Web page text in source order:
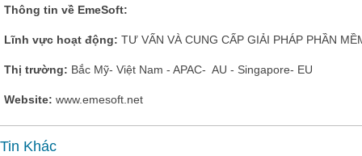
Thông tin về EmeSoft:
Lĩnh vực hoạt động: TƯ VẤN VÀ CUNG CẤP GIẢI PHÁP PHẦN
Thị trường: Bắc Mỹ- Việt Nam - APAC- AU - Singapore- EU
Website: www.emesoft.net
Tin Khác